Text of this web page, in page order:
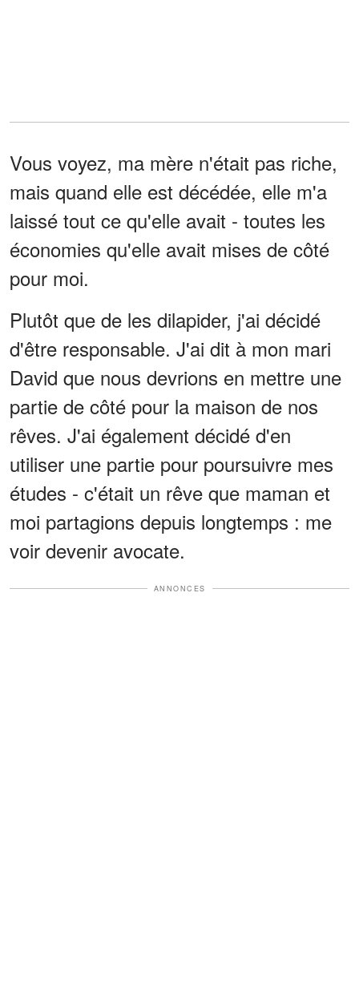
Vous voyez, ma mère n'était pas riche,
mais quand elle est décédée, elle m'a
laissé tout ce qu'elle avait - toutes les
économies qu'elle avait mises de côté
pour moi.
Plutôt que de les dilapider, j'ai décidé
d'être responsable. J'ai dit à mon mari
David que nous devrions en mettre une
partie de côté pour la maison de nos
rêves. J'ai également décidé d'en
utiliser une partie pour poursuivre mes
études - c'était un rêve que maman et
moi partagions depuis longtemps : me
voir devenir avocate.
ANNONCES